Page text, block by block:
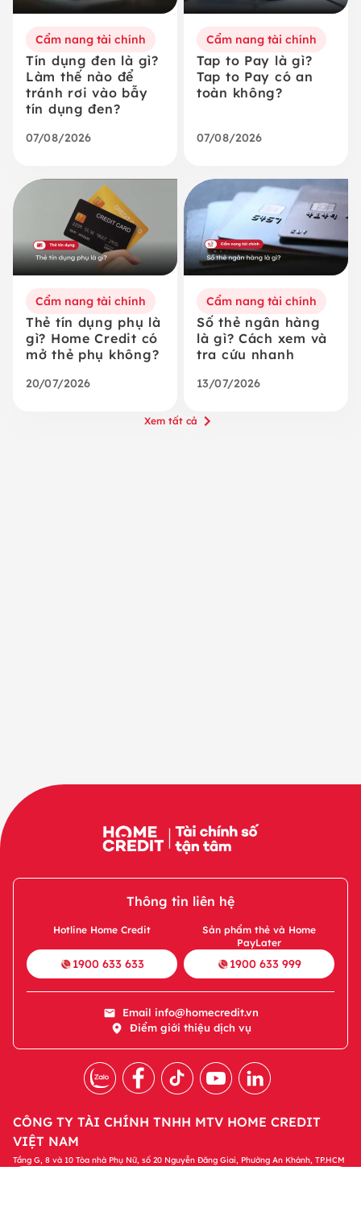
Cẩm nang tài chính
Tín dụng đen là gì?
Làm thế nào để
tránh rơi vào bẫy
tín dụng đen?
07/08/2026
Cẩm nang tài chính
Tap to Pay là gì?
Tap to Pay có an
toàn không?
07/08/2026
Cẩm nang tài chính
Thẻ tín dụng phụ là
gì? Home Credit có
mở thẻ phụ không?
20/07/2026
Cẩm nang tài chính
Số thẻ ngân hàng
là gì? Cách xem và
tra cứu nhanh
13/07/2026
Xem tất cả
Thông tin liên hệ
Hotline Home Credit
1900 633 633
Sản phẩm thẻ và Home
PayLater
1900 633 999
Email info@homecredit.vn
Điểm giới thiệu dịch vụ
CÔNG TY TÀI CHÍNH TNHH MTV HOME CREDIT
VIỆT NAM
Tầng G, 8 và 10 Tòa nhà Phụ Nữ, số 20 Nguyễn Đăng Giai, Phường An Khánh, TP.HCM